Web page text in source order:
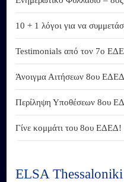
10 + 1 λόγοι για να
Testimonials από τον 7ο
Άνοιγμα Αιτήσεων 8ου ΕΔΕΔ
Περίληψη Υποθέσεων 8ου
Γίνε κομμάτι του 8ου ΕΔΕΔ!
ELSA Thessaloniki